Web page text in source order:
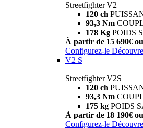
Streetfighter V2
120 ch
93,3 Nm
178 Kg POIDS
À partir de 15 690€
Configurez-le
V2 S
Streetfighter V2S
120 ch
93,3 Nm
175 kg POIDS
À partir de 18 190€
Configurez-le